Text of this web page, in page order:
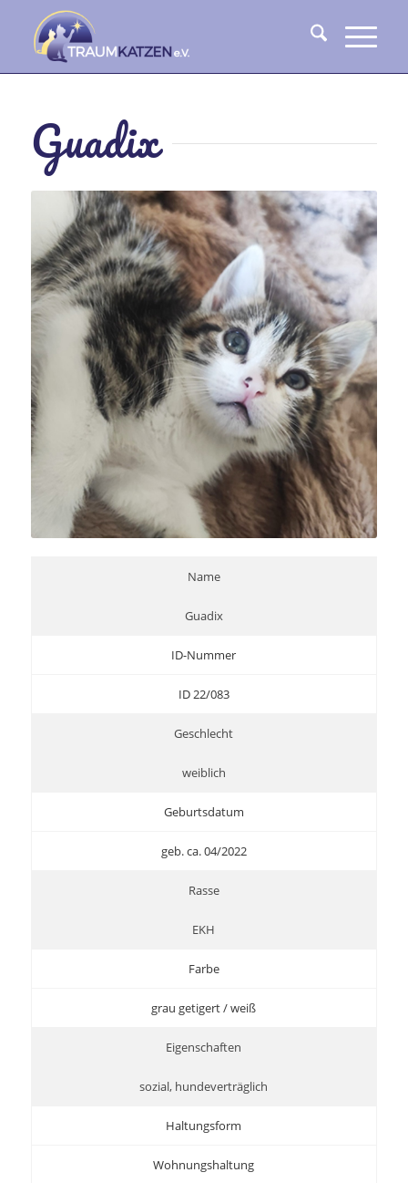
Guadix
Name
Guadix
ID-Nummer
ID 22/083
Geschlecht
weiblich
Geburtsdatum
geb. ca. 04/2022
Rasse
EKH
Farbe
grau getigert / weiß
Eigenschaften
sozial, hundeverträglich
Haltungsform
Wohnungshaltung